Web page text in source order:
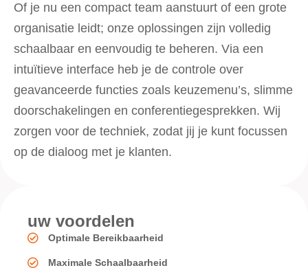
Of je nu een compact team aanstuurt of een grote
organisatie leidt; onze oplossingen zijn volledig
schaalbaar en eenvoudig te beheren. Via een
intuïtieve interface heb je de controle over
geavanceerde functies zoals keuzemenu’s, slimme
doorschakelingen en conferentiegesprekken. Wij
zorgen voor de techniek, zodat jij je kunt focussen
op de dialoog met je klanten.
uw voordelen
Optimale Bereikbaarheid
Maximale Schaalbaarheid